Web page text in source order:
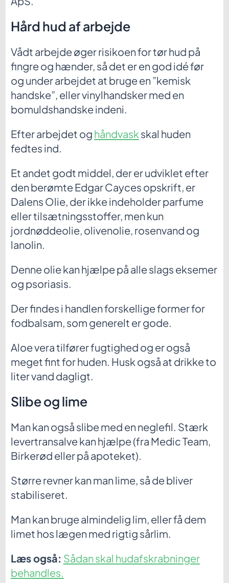
Hård hud af arbejde
Vådt arbejde øger risikoen for tør hud på
fingre og hænder, så det er en god idé før
og under arbejdet at bruge en ”kemisk
handske”, eller vinylhandsker med en
bomuldshandske indeni.
Efter arbejdet og hånd­vask skal huden
fedtes ind.
Et andet godt middel, der er udviklet efter
den berømte Edgar Cayces opskrift, er
Dalens Olie, der ikke indeholder parfume
eller tilsætningsstoffer, men kun
jordnøddeolie, olivenolie, rosenvand og
lanolin.
Denne olie kan hjælpe på alle slags eksemer
og psoriasis.
Der findes i handlen forskellige former for
fodbalsam, som generelt er gode.
Aloe vera tilfører fugtighed og er også
meget fint for huden. Husk også at drikke to
liter vand dagligt.
Slibe og lime
Man kan også slibe med en neglefil. Stærk
levertransalve kan hjælpe (fra Medic Team,
Birkerød eller på apoteket).
Større revner kan man lime, så de bliver
stabiliseret.
Man kan bruge almindelig lim, eller få dem
limet hos lægen med rigtig sårlim.
Læs også: Sådan skal hudafskrabninger
behandles.